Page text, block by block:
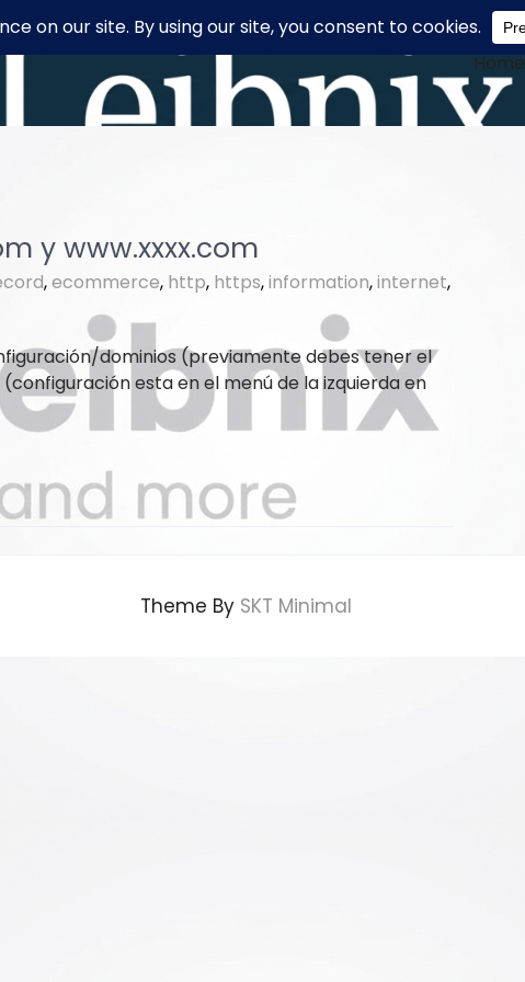
Home
y www.xxxx.com
,ecommerce, http, https,information,internet,
dominios (previamente debes tener el
esta en el menú de la izquierda en
Theme By SKT Minimal